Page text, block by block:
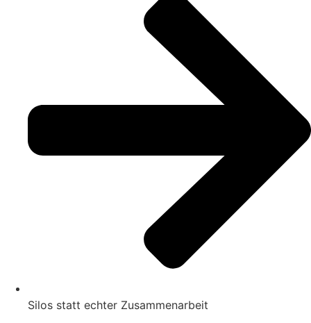
Silos statt echter Zusammenarbeit